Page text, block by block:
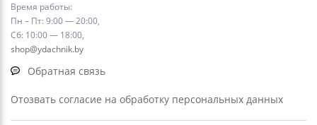
Время работы:
Пн – Пт: 9:00 — 20:00,
Сб: 10:00 — 18:00,
shop@ydachnik.by
Обратная связь
Отозвать согласие на обработку персональных данных